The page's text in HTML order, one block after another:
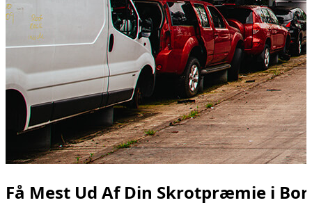
Få Mest Ud Af Din Skrotpræmie i